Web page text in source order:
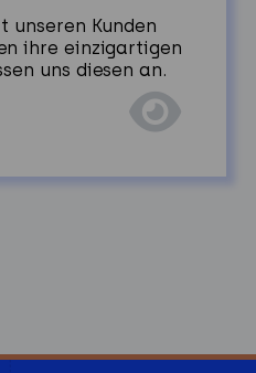
unseren Kunden
ihre einzigartigen
uns diesen an.